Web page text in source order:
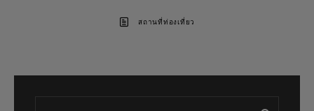
สถานที่ท่องเที่ยว